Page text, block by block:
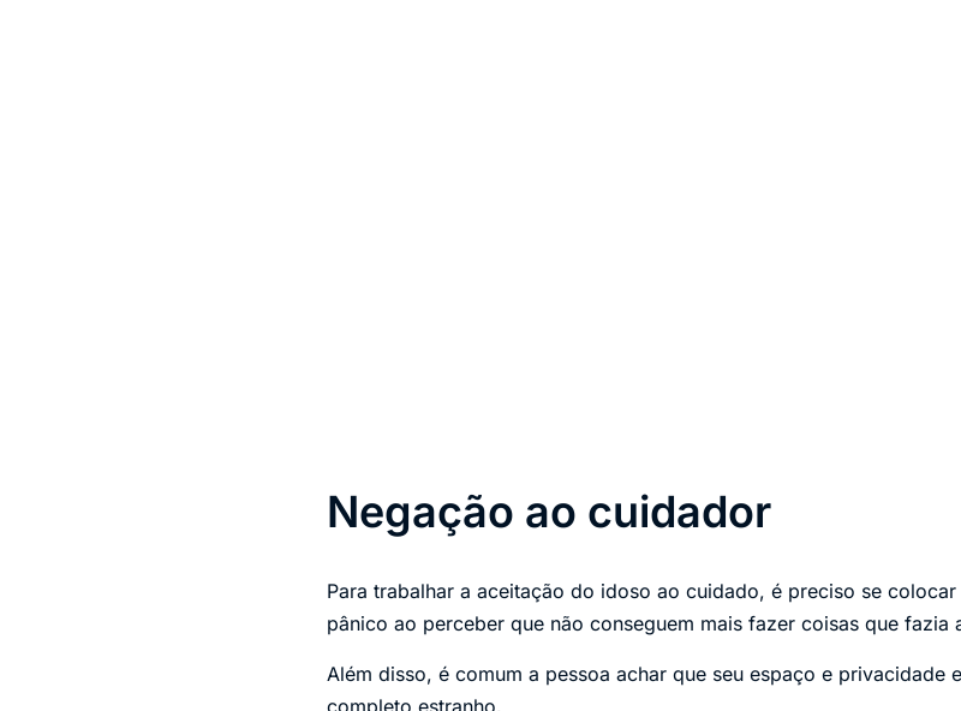
Negação ao cuidador
Para trabalhar a aceitação do idoso ao cuidado, é preciso se
pânico ao perceber que não conseguem mais fazer coisas que fazia
Além disso, é comum a pessoa achar que seu espaço e privacidade
completo estranho.